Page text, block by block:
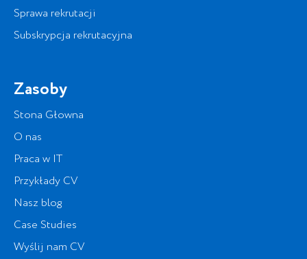
Sprawa rekrutacji
Subskrypcja rekrutacyjna
Zasoby
Stona Głowna
O nas
Praca w IT
Przykłady CV
Nasz blog
Case Studies
Wyślij nam CV